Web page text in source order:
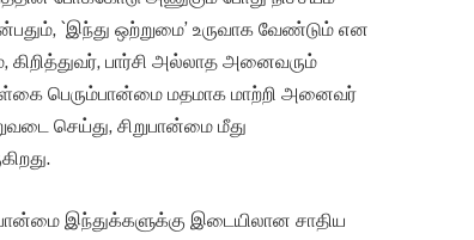
`இந்து ஒற்றுமை’ உருவாக வேண்டும் என
பார்சி அல்லாத அனைவரும்
பெரும்பான்மை மதமாக மாற்றி அனைவர்
செய்து, சிறுபான்மை மீது
இந்துக்களுக்கு இடையிலான சாதிய